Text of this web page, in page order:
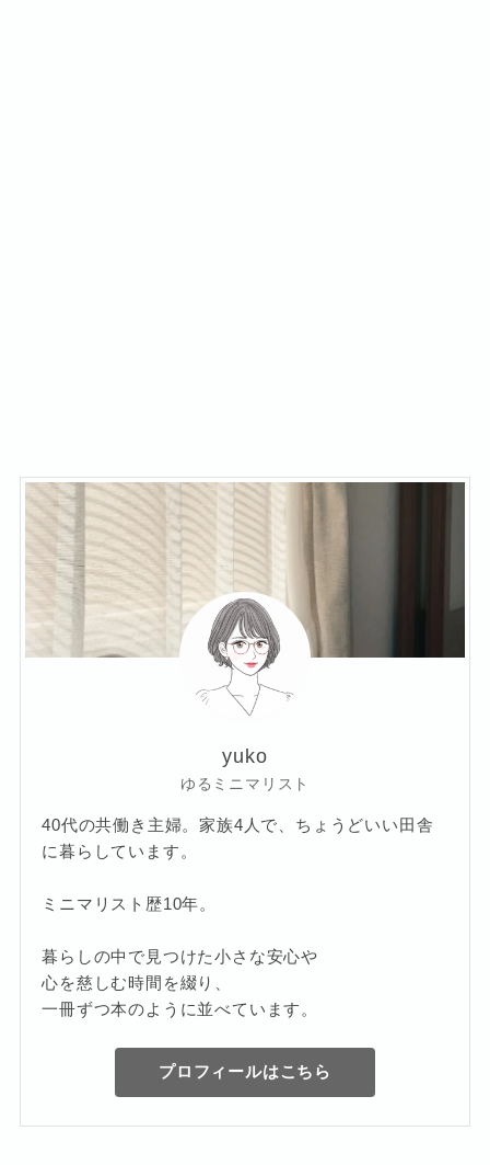
yuko
ゆるミニマリスト
40代の共働き主婦。家族4人で、ちょうどいい田舎
に暮らしています。
ミニマリスト歴10年。
暮らしの中で見つけた小さな安心や
心を慈しむ時間を綴り、
一冊ずつ本のように並べています。
プロフィールはこちら